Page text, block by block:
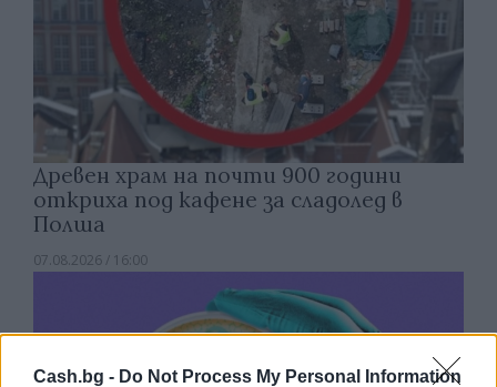
Cash.bg - Do Not Process My Personal Information
Древен храм на почти 900 години
откриха под кафене за сладолед в
Полша
07.08.2026 / 16:00